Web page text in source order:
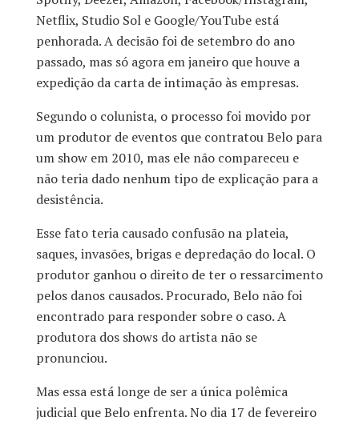
Netflix, Studio Sol e Google/YouTube está
penhorada. A decisão foi de setembro do ano
passado, mas só agora em janeiro que houve a
expedição da carta de intimação às empresas.
Segundo o colunista, o processo foi movido por
um produtor de eventos que contratou Belo para
um show em 2010, mas ele não compareceu e
não teria dado nenhum tipo de explicação para a
desistência.
Esse fato teria causado confusão na plateia,
saques, invasões, brigas e depredação do local. O
produtor ganhou o direito de ter o ressarcimento
pelos danos causados. Procurado, Belo não foi
encontrado para responder sobre o caso. A
produtora dos shows do artista não se
pronunciou.
Mas essa está longe de ser a única polêmica
judicial que Belo enfrenta. No dia 17 de fevereiro